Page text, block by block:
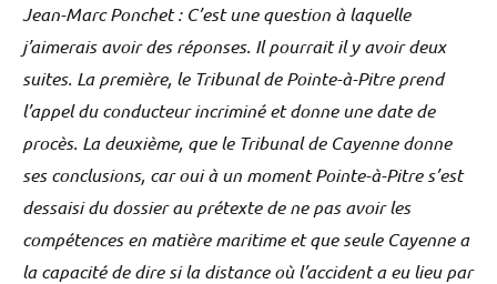
Jean-Marc Ponchet : C’est une question à laquelle
j’aimerais avoir des réponses. Il pourrait il y avoir deux
suites. La première, le Tribunal de Pointe-à-Pitre prend
l’appel du conducteur incriminé et donne une date de
procès. La deuxième, que le Tribunal de Cayenne donne
ses conclusions, car oui à un moment Pointe-à-Pitre s’est
dessaisi du dossier au prétexte de ne pas avoir les
compétences en matière maritime et que seule Cayenne a
la capacité de dire si la distance où l’accident a eu lieu par